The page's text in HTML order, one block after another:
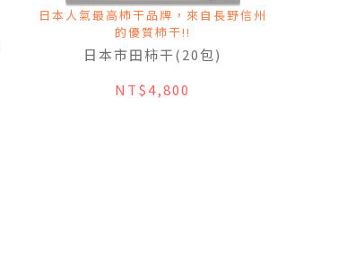
日本人氣最高柿干品牌，來自長野信州
的優質柿干!!
日本市田柿干(20包)
NT$4,800